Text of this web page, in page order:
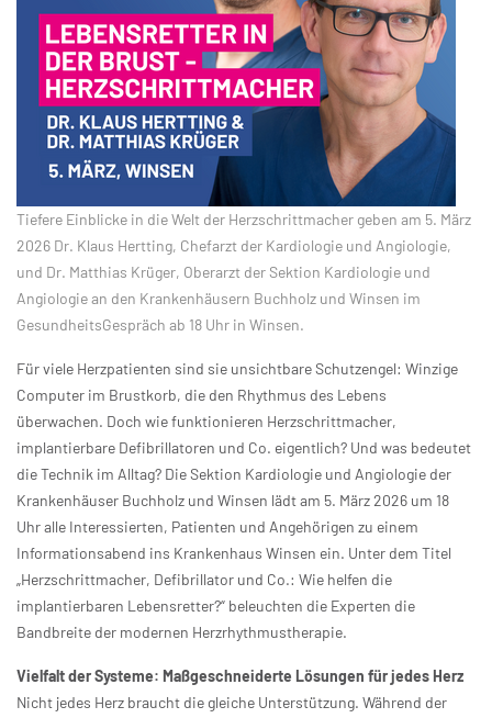
Tiefere Einblicke in die Welt der Herzschrittmacher geben am 5. März
2026 Dr. Klaus Hertting, Chefarzt der Kardiologie und Angiologie,
und Dr. Matthias Krüger, Oberarzt der Sektion Kardiologie und
Angiologie an den Krankenhäusern Buchholz und Winsen im
GesundheitsGespräch ab 18 Uhr in Winsen.
Für viele Herzpatienten sind sie unsichtbare Schutzengel: Winzige
Computer im Brustkorb, die den Rhythmus des Lebens
überwachen. Doch wie funktionieren Herzschrittmacher,
implantierbare Defibrillatoren und Co. eigentlich? Und was bedeutet
die Technik im Alltag? Die Sektion Kardiologie und Angiologie der
Krankenhäuser Buchholz und Winsen lädt am 5. März 2026 um 18
Uhr alle Interessierten, Patienten und Angehörigen zu einem
Informationsabend ins Krankenhaus Winsen ein. Unter dem Titel
„Herzschrittmacher, Defibrillator und Co.: Wie helfen die
implantierbaren Lebensretter?“ beleuchten die Experten die
Bandbreite der modernen Herzrhythmustherapie.
Vielfalt der Systeme: Maßgeschneiderte Lösungen für jedes Herz
Nicht jedes Herz braucht die gleiche Unterstützung. Während der